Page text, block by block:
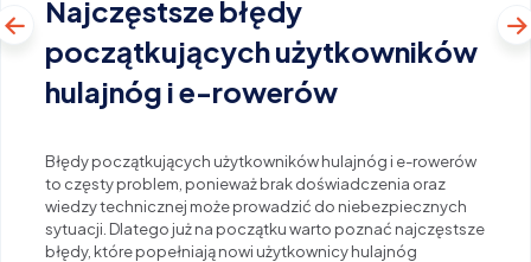
Najczęstsze błędy
początkujących użytkowników
hulajnóg i e-rowerów
Błędy początkujących użytkowników hulajnóg i e-rowerów
to częsty problem, ponieważ brak doświadczenia oraz
wiedzy technicznej może prowadzić do niebezpiecznych
sytuacji. Dlatego już na początku warto poznać najczęstsze
błędy, które popełniają nowi użytkownicy hulajnóg